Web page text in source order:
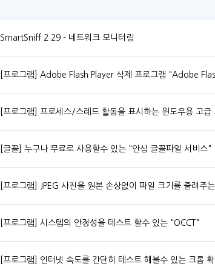
SmartSniff 2.29 - 네트워크 모니터링
[프로그램] Adobe Flash Player 삭제 프로그램 "Adobe
[프로그램] 프로세스/스레드 활동을 표시하는 윈도우용 고
[글꼴] 누구나 무료로 사용할수 있는 "안심 글꼴파일 서비스"
[프로그램] JPEG 사진을 원본 손상없이 파일 크기를 줄려주
[프로그램] 시스템의 안정성을 테스트 할수 있는 "OCCT"
[프로그램] 인터넷 속도를 간단히 테스트 해볼수 있는 크롬